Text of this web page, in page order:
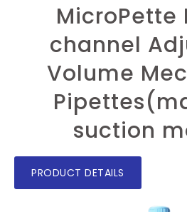
MicroPette
channel
Volume
suction
PRODUCT DETAILS